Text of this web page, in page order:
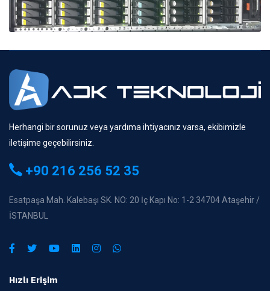
Herhangi bir sorunuz veya yardıma ihtiyacınız varsa, ekibimizle
iletişime geçebilirsiniz.
+90 216 256 52 35
Esatpaşa Mah. Kalebaşı SK. NO: 20 İç Kapı No: 1-2 34704 Ataşehir /
İSTANBUL
Hızlı Erişim